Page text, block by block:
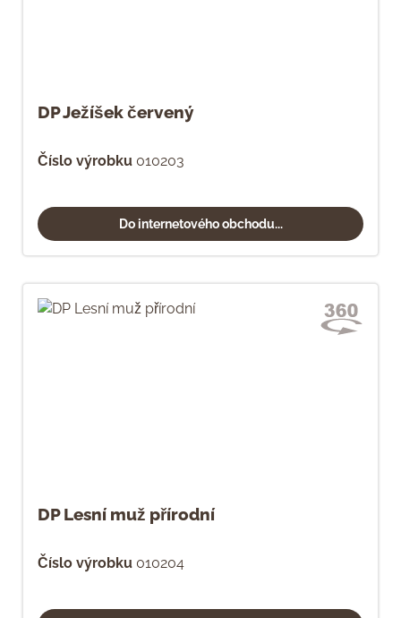
DP Ježíšek červený
Číslo výrobku 010203
Do internetového obchodu...
DP Lesní muž přírodní
Číslo výrobku 010204